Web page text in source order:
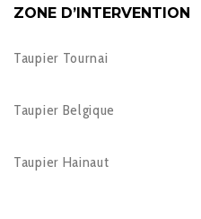
ZONE D’INTERVENTION
Taupier Tournai
Taupier Belgique
Taupier Hainaut